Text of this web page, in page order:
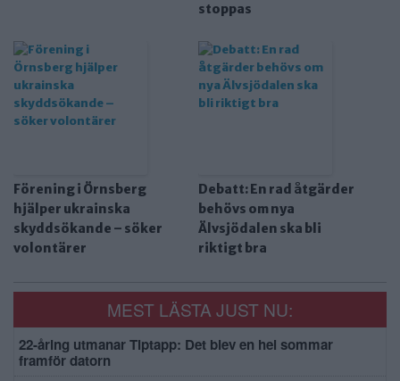
stoppas
Förening i Örnsberg
hjälper ukrainska
skyddsökande – söker
volontärer
Debatt: En rad åtgärder
behövs om nya
Älvsjödalen ska bli
riktigt bra
MEST LÄSTA JUST NU:
22-åring utmanar Tiptapp: Det blev en hel sommar
framför datorn